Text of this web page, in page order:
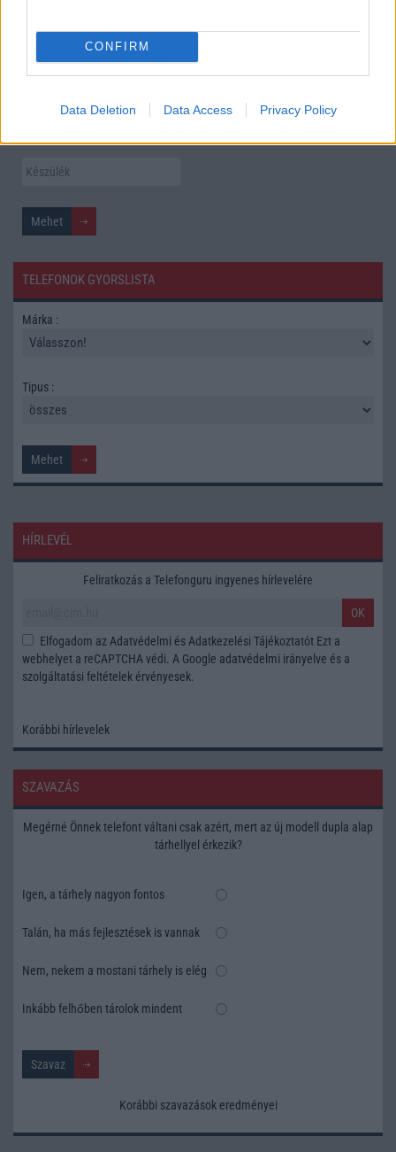
CONFIRM
Data Deletion Data Access Privacy Policy
További hírek
TELEFONOK GYORSLISTA
Márka :
Tipus :
HÍRLEVÉL
Feliratkozás a Telefonguru ingyenes hírlevelére
OK
Elfogadom az Adatvédelmi és Adatkezelési Tájékoztatót Ezt a
webhelyet a reCAPTCHA védi. A Google adatvédelmi irányelve és a
szolgáltatási feltételek érvényesek.
Korábbi hírlevelek
SZAVAZÁS
Megérné Önnek telefont váltani csak azért, mert az új modell dupla alap
tárhellyel érkezik?
Igen, a tárhely nagyon fontos
Talán, ha más fejlesztések is vannak
Nem, nekem a mostani tárhely is elég
Inkább felhőben tárolok mindent
Korábbi szavazások eredményei